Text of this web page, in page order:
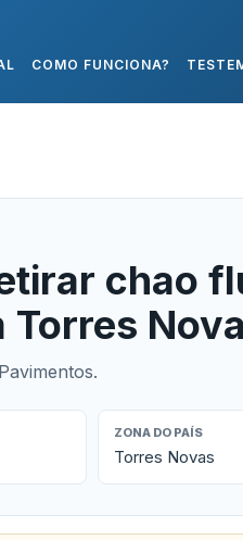
COMO FUNCIONA?
chao
ZONA DO PAÍS
Torres Novas